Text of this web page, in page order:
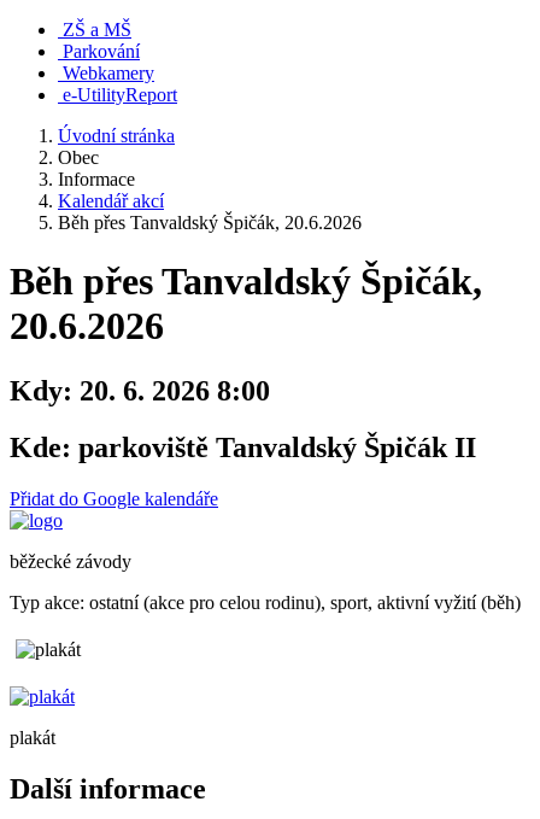
ZŠ a MŠ
Parkování
Webkamery
e-UtilityReport
Úvodní stránka
Obec
Informace
Kalendář akcí
Běh přes Tanvaldský Špičák, 20.6.2026
Běh přes Tanvaldský Špičák,
20.6.2026
Kdy: 20. 6. 2026 8:00
Kde: parkoviště Tanvaldský Špičák II
Přidat do Google kalendáře
běžecké závody
Typ akce: ostatní (akce pro celou rodinu), sport, aktivní vyžití (běh)
plakát
Další informace